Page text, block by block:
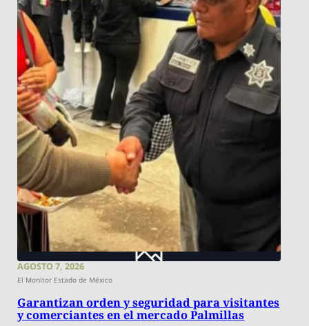
AGOSTO 7, 2026
El Monitor Estado de México
Garantizan orden y seguridad para visitantes
y comerciantes en el mercado Palmillas